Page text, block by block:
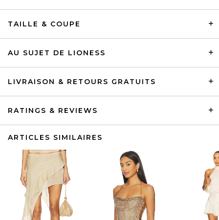
TAILLE & COUPE
AU SUJET DE LIONESS
LIVRAISON & RETOURS GRATUITS
RATINGS & REVIEWS
ARTICLES SIMILAIRES